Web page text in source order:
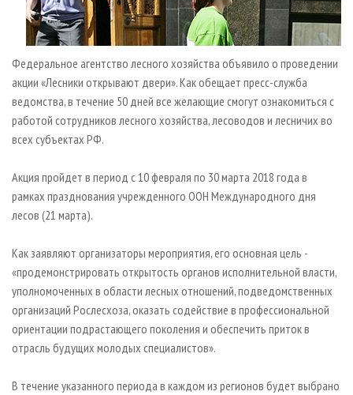
БИОЭНЕРГЕТИКА
ЦБП
ИНСТРУМЕНТ И МАТЕРИАЛЫ
RUSSIAN FORESTRY REVIEW
ГАЗЕТА ЛЕСПРОМФОРУМ
БИБЛИОТЕКА СПЕЦИАЛИСТА
Федеральное агентство лесного хозяйства объявило о проведении
акции «Лесники открывают двери». Как обещает пресс-служба
ведомства, в течение 50 дней все желающие смогут ознакомиться с
работой сотрудников лесного хозяйства, лесоводов и лесничих во
всех субъектах РФ.
Акция пройдет в период с 10 февраля по 30 марта 2018 года в
рамках празднования учрежденного ООН Международного дня
лесов (21 марта).
Как заявляют организаторы мероприятия, его основная цель -
«продемонстрировать открытость органов исполнительной власти,
уполномоченных в области лесных отношений, подведомственных
организаций Рослесхоза, оказать содействие в профессиональной
ориентации подрастающего поколения и обеспечить приток в
отрасль будущих молодых специалистов».
В течение указанного периода в каждом из регионов будет выбрано